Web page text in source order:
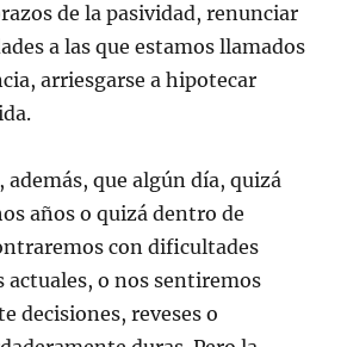
de la pasividad, renunciar
a las que estamos llamados
arriesgarse a hipotecar
además, que algún día, quizá
años o quizá dentro de
con dificultades
actuales, o nos sentiremos
decisiones, reveses o